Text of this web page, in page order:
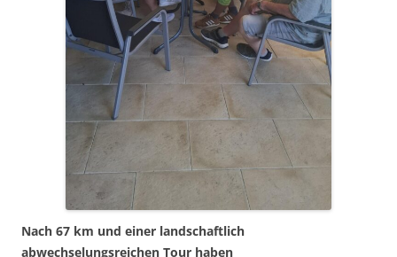
Nach 67 km und einer landschaftlich
abwechselungsreichen Tour haben